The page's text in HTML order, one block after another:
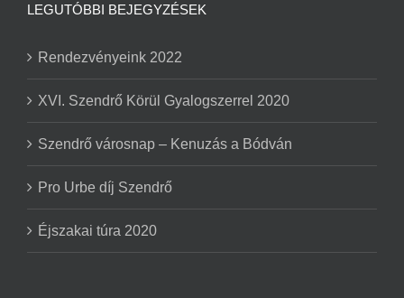
LEGUTÓBBI BEJEGYZÉSEK
Rendezvényeink 2022
XVI. Szendrő Körül Gyalogszerrel 2020
Szendrő városnap – Kenuzás a Bódván
Pro Urbe díj Szendrő
Éjszakai túra 2020